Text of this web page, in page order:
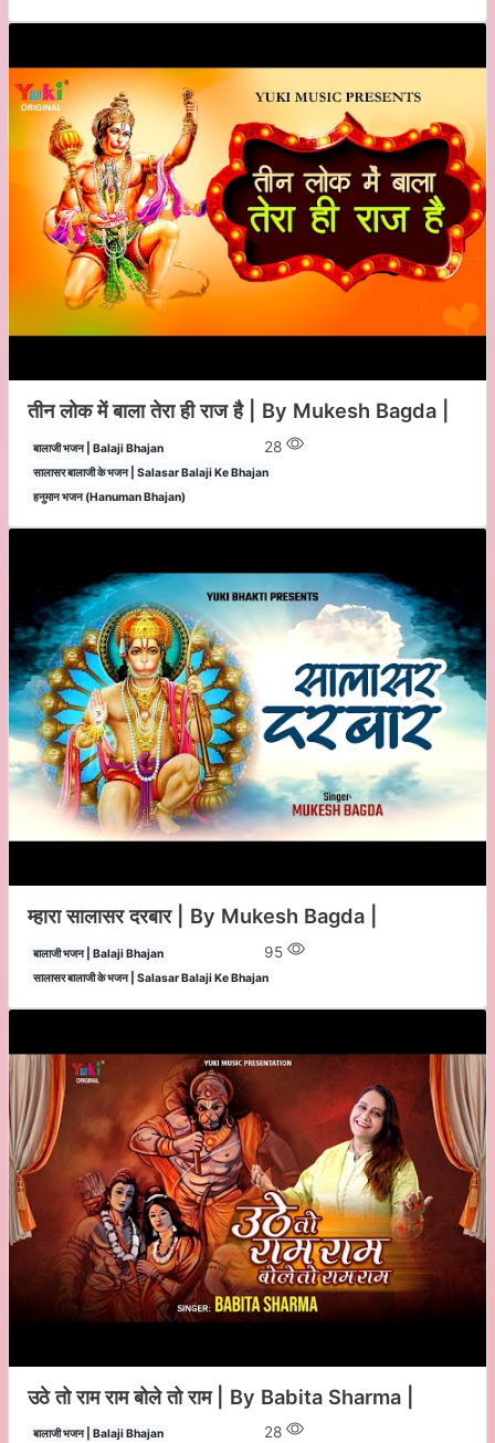
तीन लोक में बाला तेरा ही राज है | By Mukesh Bagda |
बालाजी भजन | Balaji Bhajan
सालासर बालाजी के भजन | Salasar Balaji Ke Bhajan
हनुमान भजन (Hanuman Bhajan)
28
म्हारा सालासर दरबार | By Mukesh Bagda |
बालाजी भजन | Balaji Bhajan
सालासर बालाजी के भजन | Salasar Balaji Ke Bhajan
95
उठे तो राम राम बोले तो राम | By Babita Sharma |
बालाजी भजन | Balaji Bhajan
28